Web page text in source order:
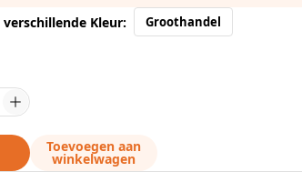
Kleur: Groothandel
Toevoegen aan
winkelwagen